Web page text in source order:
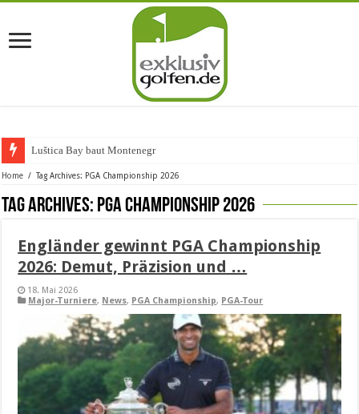
Luštica Bay baut Montenegros ers
Home / Tag Archives: PGA Championship 2026
Tag Archives: PGA Championship 2026
Engländer gewinnt PGA Championship
2026: Demut, Präzision und …
18. Mai 2026
Major-Turniere, News, PGA Championship, PGA-Tour